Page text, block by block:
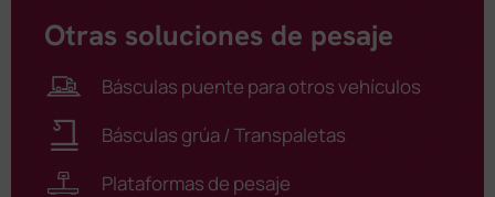
Otras soluciones de pesaje
Básculas puente para otros vehículos
Básculas grúa / Transpaletas
Plataformas de pesaje